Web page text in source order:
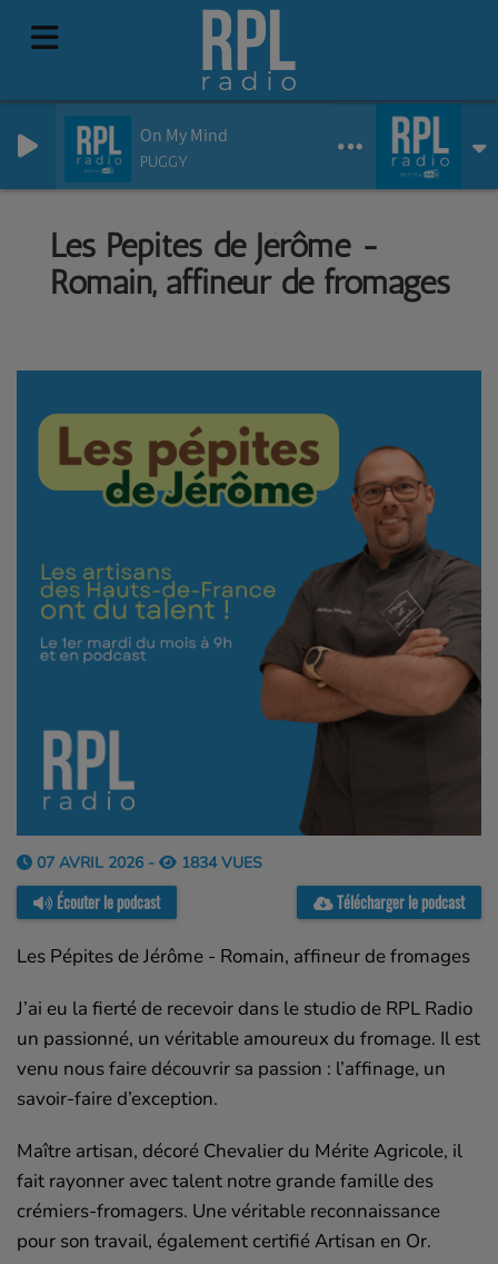
On My Mind
PUGGY
Les Pépites de Jérôme -
Romain, affineur de fromages
07 AVRIL 2026 - 1834 VUES
Écouter le podcast Télécharger le podcast
Les Pépites de Jérôme - Romain, affineur de fromages
J’ai eu la fierté de recevoir dans le studio de RPL Radio
un passionné, un véritable amoureux du fromage. Il est
venu nous faire découvrir sa passion : l’affinage, un
savoir-faire d’exception.
Maître artisan, décoré Chevalier du Mérite Agricole, il
fait rayonner avec talent notre grande famille des
crémiers-fromagers. Une véritable reconnaissance
pour son travail, également certifié Artisan en Or.